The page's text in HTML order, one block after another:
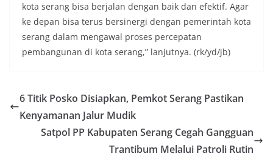
kota serang bisa berjalan dengan baik dan efektif. Agar
ke depan bisa terus bersinergi dengan pemerintah kota
serang dalam mengawal proses percepatan
pembangunan di kota serang,” lanjutnya. (rk/yd/jb)
6 Titik Posko Disiapkan, Pemkot Serang Pastikan
Kenyamanan Jalur Mudik
Satpol PP Kabupaten Serang Cegah Gangguan
Trantibum Melalui Patroli Rutin